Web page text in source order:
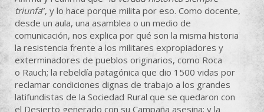
triunfa”, y lo hace porque milita por eso. Como docente,
desde un aula, una asamblea o un medio de
comunicación, nos explica por qué son la misma historia
la resistencia frente a los militares expropiadores y
exterminadores de pueblos originarios, como Roca
o Rauch; la rebeldía patagónica que dio 1500 vidas por
reclamar condiciones dignas de trabajo a los grandes
latifundistas de la Sociedad Rural que se quedaron con
el Desierto generado con su Campaña asesina; y la